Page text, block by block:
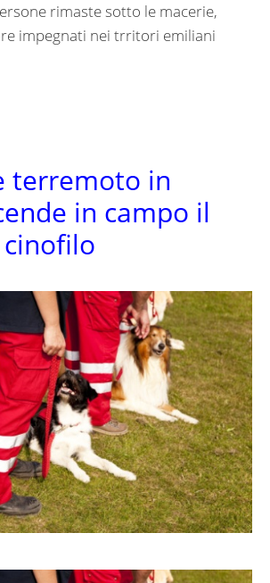
rimaste sotto le macerie,
impegnati nei trritori emiliani
terremoto in
in campo il